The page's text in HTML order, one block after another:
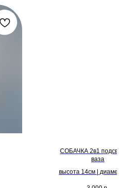
СОБАЧКА 2в1
ваза
высота 14см | диаметр